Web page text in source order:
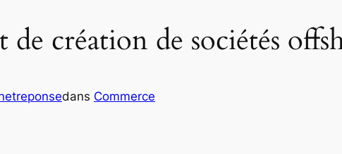
création de sociétés
dans Commerce